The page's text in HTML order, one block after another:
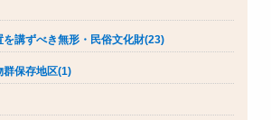
を講ずべき無形・民俗文化財(23)
群保存地区(1)